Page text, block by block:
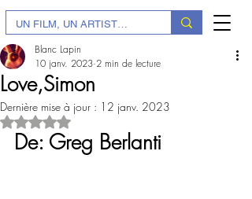
Love,Simon
Blanc Lapin
10 janv. 2023 2 min de lecture
Dernière mise à jour : 12 janv. 2023
Noté NaN étoiles sur 5.
De: Greg Berlanti